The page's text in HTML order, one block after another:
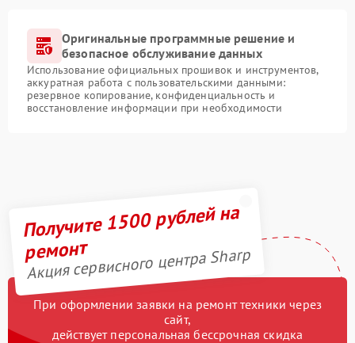
Оригинальные программные решение и
безопасное обслуживание данных
Использование официальных прошивок и инструментов,
аккуратная работа с пользовательскими данными:
резервное копирование, конфиденциальность и
восстановление информации при необходимости
Получите 1500 рублей на
ремонт
Акция сервисного центра Sharp
При оформлении заявки на ремонт техники через
сайт,
действует персональная бессрочная скидка